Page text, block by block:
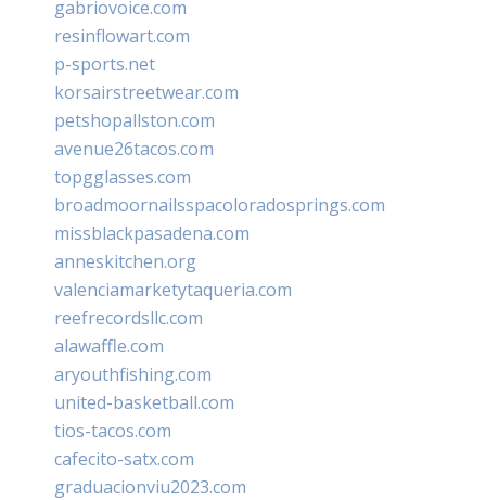
gabriovoice.com
resinflowart.com
p-sports.net
korsairstreetwear.com
petshopallston.com
avenue26tacos.com
topgglasses.com
broadmoornailsspacoloradosprings.com
missblackpasadena.com
anneskitchen.org
valenciamarketytaqueria.com
reefrecordsllc.com
alawaffle.com
aryouthfishing.com
united-basketball.com
tios-tacos.com
cafecito-satx.com
graduacionviu2023.com